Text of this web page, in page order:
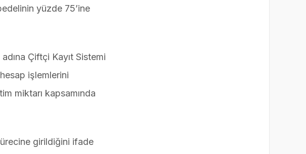
yüzde 75’ine
Çiftçi Kayıt Sistemi
işlemlerini
miktarı kapsamında
girildiğini ifade